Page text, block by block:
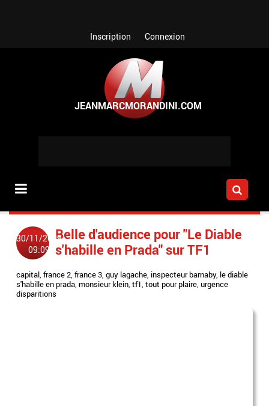
Inscription Connexion
30/11/2009
09:09
Belle d'audience pour "Le Diable
s'habille en Prada" sur TF1
capital,france 2,france 3,guy lagache, inspecteur barnaby, le diable
s'habille en prada,monsieur klein,tf1,tout pour plaire,urgence
disparitions